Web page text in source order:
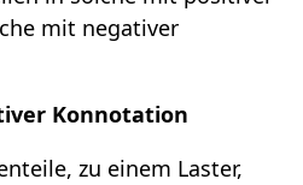
mit negativer
Konnotation
zu einem Laster,